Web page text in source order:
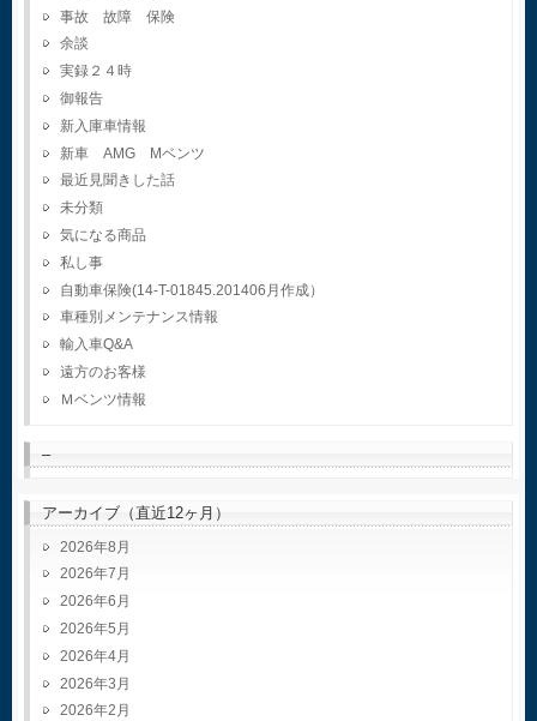
事故 故障 保険
余談
実録２４時
御報告
新入庫車情報
新車 AMG Mベンツ
最近見聞きした話
未分類
気になる商品
私し事
自動車保険(14-T-01845.201406月作成）
車種別メンテナンス情報
輸入車Q&A
遠方のお客様
Ｍベンツ情報
–
アーカイブ（直近12ヶ月）
2026年8月
2026年7月
2026年6月
2026年5月
2026年4月
2026年3月
2026年2月